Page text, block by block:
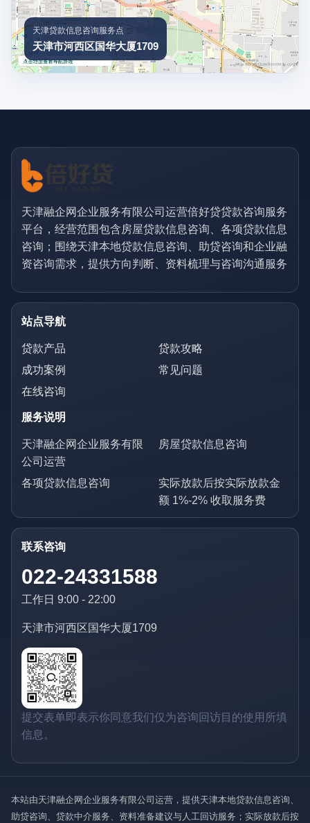
天津贷款信息咨询服务点
天津市河西区国华大厦1709
天津融企网企业服务有限公司运营倍好贷贷款咨询服务
平台，经营范围包含房屋贷款信息咨询、各项贷款信息
咨询；围绕天津本地贷款信息咨询、助贷咨询和企业融
资咨询需求，提供方向判断、资料梳理与咨询沟通服务
站点导航
贷款产品
贷款攻略
成功案例
常见问题
在线咨询
服务说明
天津融企网企业服务有限
公司运营
房屋贷款信息咨询
各项贷款信息咨询
实际放款后按实际放款金
额 1%-2% 收取服务费
联系咨询
022-24331588
工作日 9:00 - 22:00
天津市河西区国华大厦1709
提交表单即表示你同意我们仅为咨询回访目的使用所填
信息。
本站由天津融企网企业服务有限公司运营，提供天津本地贷款信息咨询、
助贷咨询、贷款中介服务、资料准备建议与人工回访服务；实际放款后按